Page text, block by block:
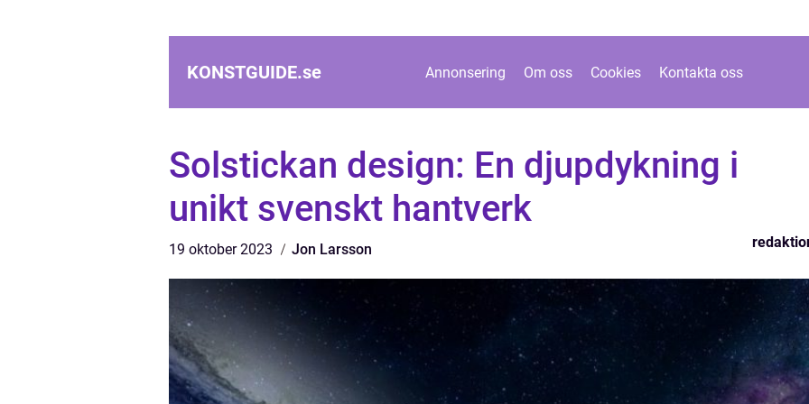
KONSTGUIDE.se Annonsering Om oss Cookies Kontakta oss
Solstickan design: En djupdykning i
unikt svenskt hantverk
19 oktober 2023 Jon Larsson